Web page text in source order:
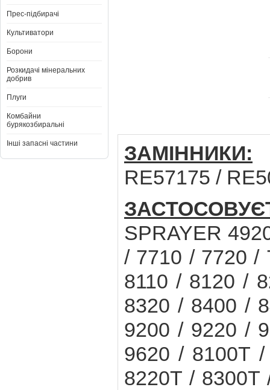
Прес-підбирачі
Культиватори
Борони
Розкидачі мінеральних
добрив
Плуги
Комбайни
бурякозбиральні
Інші запасні частини ЗАМІННИКИ:
RE57175 /
SPRAYER
/ 7710 / 7720 /
8110 / 8120 /
8320 / 8400 /
9200 / 9220 /
9620 / 8100T
8220T / 8300T